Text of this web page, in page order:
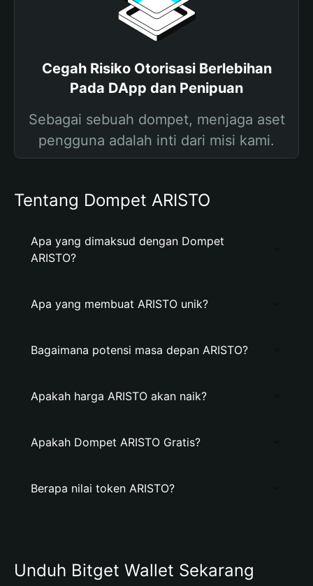
Cegah Risiko Otorisasi Berlebihan
Pada DApp dan Penipuan
Sebagai sebuah dompet, menjaga aset
pengguna adalah inti dari misi kami.
Tentang Dompet ARISTO
Apa yang dimaksud dengan Dompet
ARISTO?
Apa yang membuat ARISTO unik?
Bagaimana potensi masa depan ARISTO?
Apakah harga ARISTO akan naik?
Apakah Dompet ARISTO Gratis?
Berapa nilai token ARISTO?
Unduh Bitget Wallet Sekarang